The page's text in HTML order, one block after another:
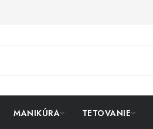
MANIKÚRA TETOVANIE